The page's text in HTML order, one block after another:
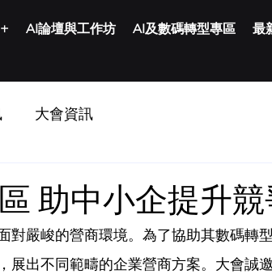
AI論壇與工作坊 AI及數碼轉型專區 最
大會資訊
助中小企提升競
對嚴峻的營商環境。為了協助其數碼轉
展出不同範疇的企業營商方案。大會誠